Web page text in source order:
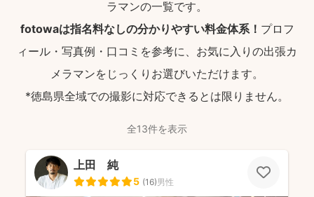
ラマンの一覧です。
fotowaは指名料なしの分かりやすい料金体系！ プロフ
ィール・写真例・口コミを参考に、お気に入りの出張カ
メラマンをじっくりお選びいただけます。
*徳島県全域での撮影に対応できるとは限りません。
全13件を表示
上田 純
5 (16)男性